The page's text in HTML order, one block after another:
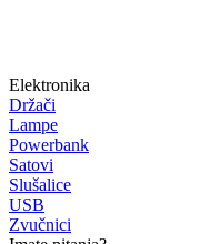
Elektronika
Držači
Lampe
Powerbank
Satovi
Slušalice
USB
Zvučnici